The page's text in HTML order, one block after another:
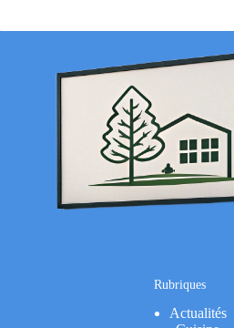
Rubriques
Actualités